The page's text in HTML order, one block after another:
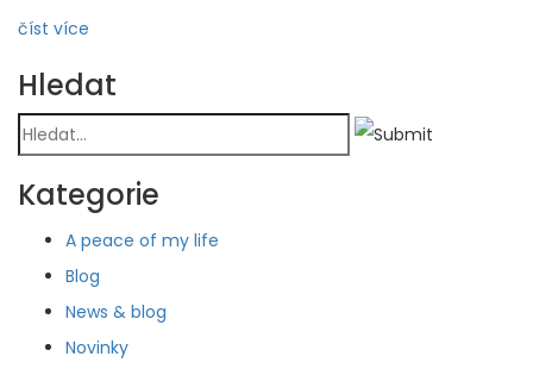
číst více
Hledat
Kategorie
A peace of my life
Blog
News & blog
Novinky